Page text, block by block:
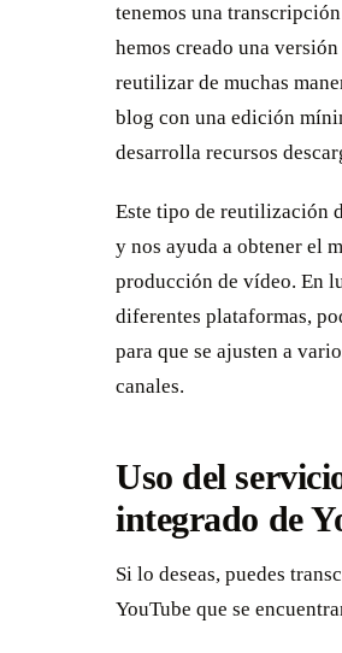
tenemos una
hemos creado una
reutilizar de muchas
blog con una edición
desarrolla recursos
Este tipo de reutilización
y nos ayuda a obtener el
producción de vídeo. En
diferentes plataformas,
para que se ajusten a
canales.
Uso del
integrado de
Si lo deseas, puedes
YouTube que se